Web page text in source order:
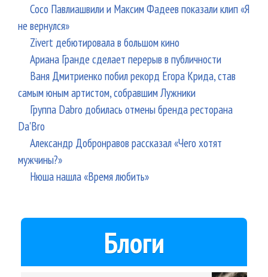
Сосо Павлиашвили и Максим Фадеев показали клип «Я
не вернулся»
Zivert дебютировала в большом кино
Ариана Гранде сделает перерыв в публичности
Ваня Дмитриенко побил рекорд Егора Крида, став
самым юным артистом, собравшим Лужники
Группа Dabro добилась отмены бренда ресторана
Da'Bro
Александр Добронравов рассказал «Чего хотят
мужчины?»
Нюша нашла «Время любить»
Блоги